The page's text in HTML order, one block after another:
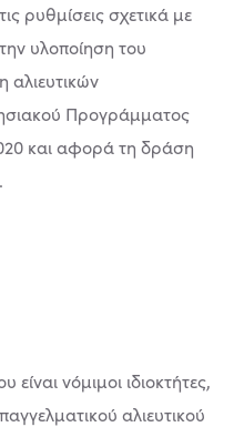
ρυθμίσεις σχετικά με
υλοποίηση του
αλιευτικών
Προγράμματος
και αφορά τη δράση
νόμιμοι ιδιοκτήτες,
αλιευτικού